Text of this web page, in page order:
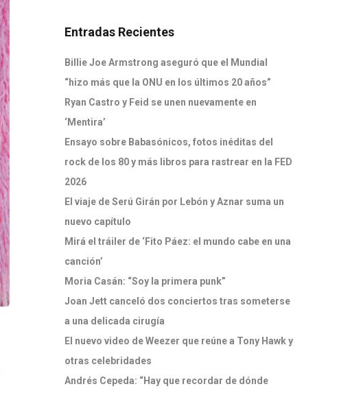
Entradas Recientes
Billie Joe Armstrong aseguró que el Mundial
“hizo más que la ONU en los últimos 20 años”
Ryan Castro y Feid se unen nuevamente en
‘Mentira’
Ensayo sobre Babasónicos, fotos inéditas del
rock de los 80 y más libros para rastrear en la FED
2026
El viaje de Serú Girán por Lebón y Aznar suma un
nuevo capítulo
Mirá el tráiler de ‘Fito Páez: el mundo cabe en una
canción’
Moria Casán: “Soy la primera punk”
Joan Jett canceló dos conciertos tras someterse
a una delicada cirugía
El nuevo video de Weezer que reúne a Tony Hawk y
otras celebridades
Andrés Cepeda: “Hay que recordar de dónde